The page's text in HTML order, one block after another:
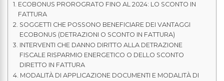
ECOBONUS PROROGRATO FINO AL 2024: LO SCONTO IN
FATTURA
SOGGETTI CHE POSSONO BENEFICIARE DEI VANTAGGI
ECOBONUS (DETRAZIONI O SCONTO IN FATTURA)
INTERVENTI CHE DANNO DIRITTO ALLA DETRAZIONE
FISCALE RISPARMIO ENERGETICO O DELLO SCONTO
DIRETTO IN FATTURA
MODALITÀ DI APPLICAZIONE DOCUMENTI E MODALITÀ DI